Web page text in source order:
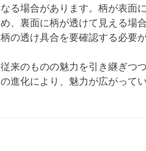
なる場合があります。柄が表面
め、裏面に柄が透けて見える場
柄の透け具合を要確認する必要
従来のものの魅力を引き継ぎつ
の進化により、魅力が広がって